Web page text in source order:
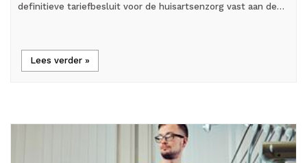
definitieve tariefbesluit voor de huisartsenzorg vast aan de…
Lees verder »